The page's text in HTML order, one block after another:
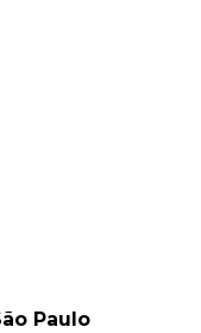
Paulo